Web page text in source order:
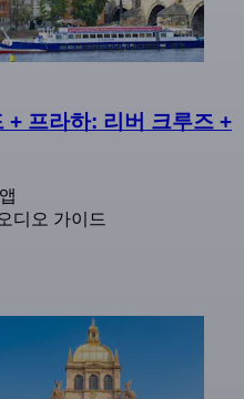
+ 프라하: 리버 크루즈 +
디오 가이드